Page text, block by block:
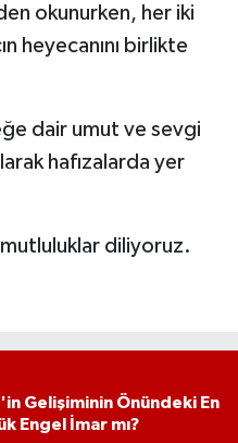
okunurken, her iki
heyecanını birlikte
dair umut ve sevgi
hafızalarda yer
diliyoruz.
Gelişiminin Önündeki En
Engel İmar mı?